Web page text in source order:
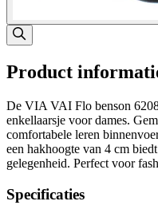
Product
De VIA VAI Flo benson
enkellaarsje voor dames.
comfortabele leren
een hakhoogte van 4 cm
gelegenheid. Perfect voor
Specificaties